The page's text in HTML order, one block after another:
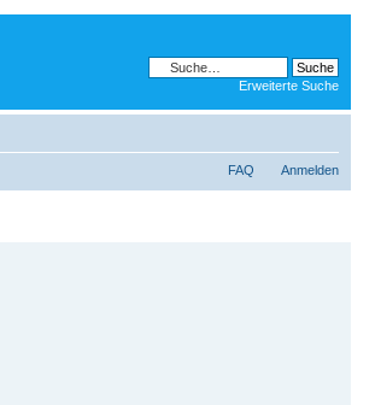
Erweiterte Suche
FAQ Anmelden